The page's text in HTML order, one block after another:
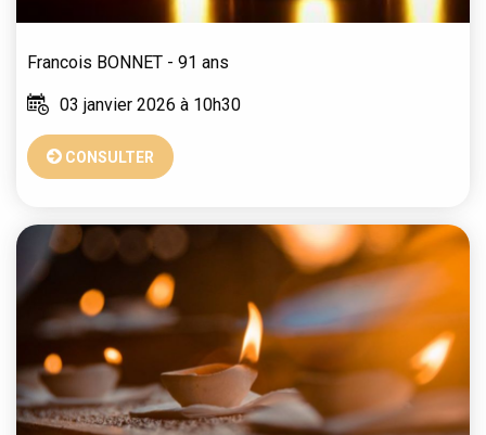
Francois BONNET - 91 ans
03 janvier 2026 à 10h30
CONSULTER